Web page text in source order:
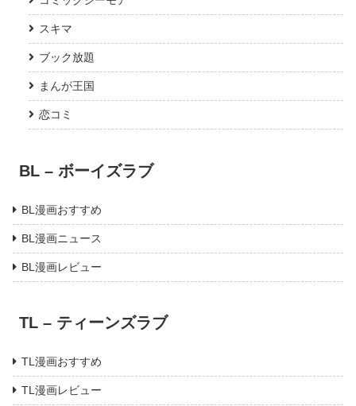
スキマ
ブック放題
まんが王国
恋コミ
BL – ボーイズラブ
BL漫画おすすめ
BL漫画ニュース
BL漫画レビュー
TL – ティーンズラブ
TL漫画おすすめ
TL漫画レビュー